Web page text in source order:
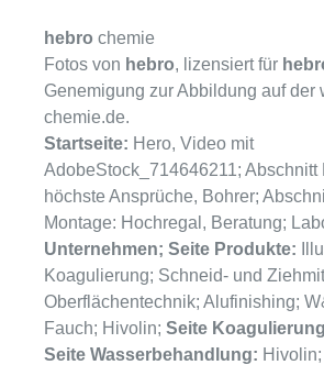
hebro chemie
Fotos von hebro, lizensiert für
Genemigung zur Abbildung auf der
chemie.de.
Startseite: Hero, Video mit
AdobeStock_714646211; Abschnitt
höchste Ansprüche, Bohrer;
Montage: Hochregal, Beratung;
Unternehmen; Seite Produkte:
Koagulierung; Schneid- und
Oberflächentechnik; Alufinishing;
Fauch; Hivolin; Seite
Seite Wasserbehandlung: Hivolin;